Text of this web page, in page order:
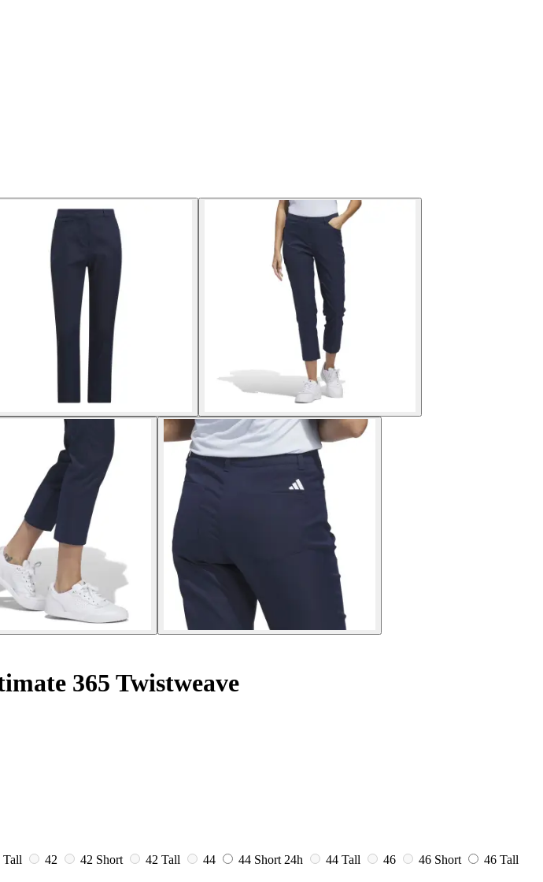
365 Twistweave
Tall 42 42 Short 42 Tall 44 44 Short 24h 44 Tall 46 46 Short
46 Tall